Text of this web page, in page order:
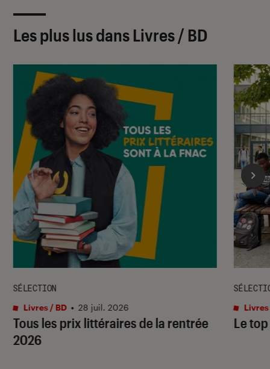
Les plus lus dans Livres / BD
Tous les prix littéraires de la rentrée
2026
SÉLECTION
Livres / BD • 28 juil. 2026
Le
Livres